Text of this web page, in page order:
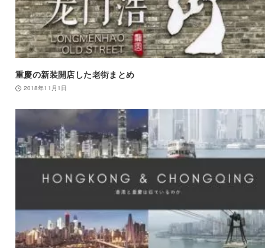
重慶の新装開店した老街まとめ
2018年11月1日